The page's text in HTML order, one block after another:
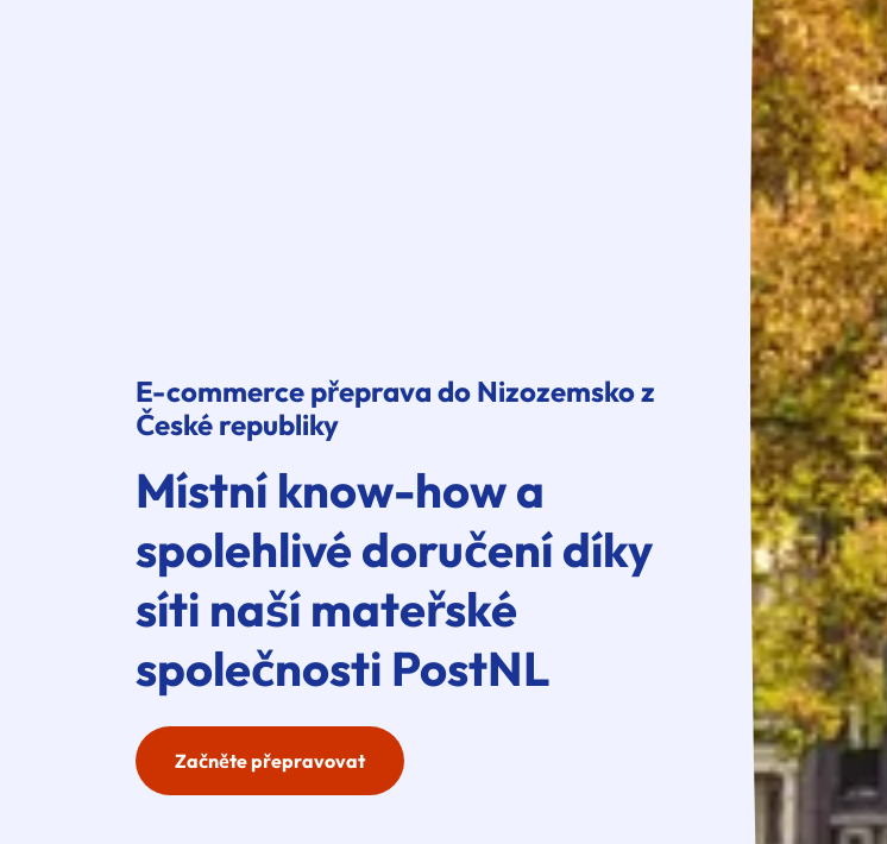
E-commerce přeprava do Nizozemsko z
České republiky
Místní know-how a
spolehlivé doručení díky
síti naší mateřské
společnosti PostNL
Začněte přepravovat